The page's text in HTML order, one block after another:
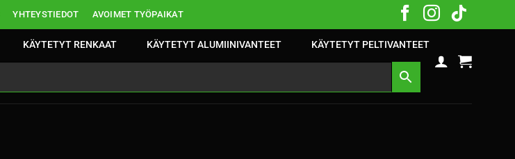
YHTEYSTIEDOT AVOIMET TYÖPAIKAT
KÄYTETYT RENKAAT KÄYTETYT ALUMIINIVANTEET KÄYTETYT PELTIVANTEET